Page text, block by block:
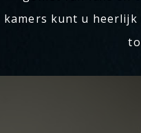
kamers kunt u heerlijk